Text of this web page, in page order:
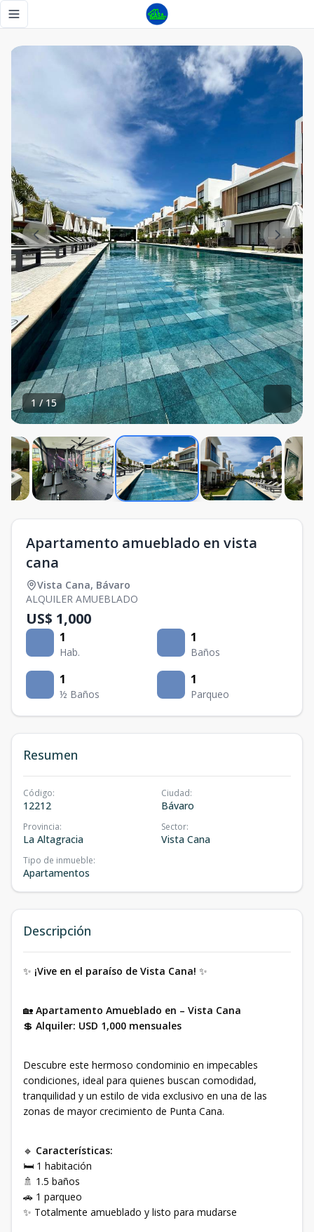
Toggle navigation menu
1/15
Apartamento amueblado en vista
cana
Vista Cana, Bávaro
ALQUILER AMUEBLADO
US$ 1,000
1
Hab.
1
Baños
1
½ Baños
1
Parqueo
Resumen
Código:
12212
Ciudad:
Bávaro
Provincia:
La Altagracia
Sector:
Vista Cana
Tipo de inmueble:
Apartamentos
Descripción
✨ ¡Vive en el paraíso de Vista Cana! ✨
🏡 Apartamento Amueblado en – Vista Cana
💲 Alquiler: USD 1,000 mensuales
Descubre este hermoso condominio en impecables
condiciones, ideal para quienes buscan comodidad,
tranquilidad y un estilo de vida exclusivo en una de las
zonas de mayor crecimiento de Punta Cana.
🔹 Características:
🛏️ 1 habitación
🚿 1.5 baños
🚗 1 parqueo
✨ Totalmente amueblado y listo para mudarse
Apartamento amueblado en vista cana - Tu Casa RD